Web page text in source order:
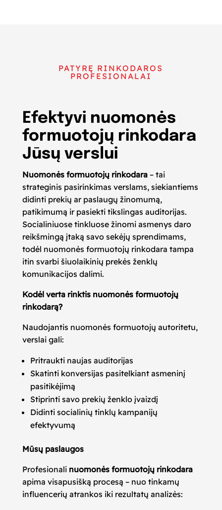
PATYRĘ RINKODAROS
PROFESIONALAI
Efektyvi nuomonės
formuotojų rinkodara
Jūsų verslui
Nuomonės formuotojų rinkodara– tai
strateginis pasirinkimas verslams, siekiantiems
didinti prekių ar paslaugų žinomumą,
patikimumą ir pasiekti tikslingas auditorijas.
Socialiniuose tinkluose žinomi asmenys daro
reikšmingą įtaką savo sekėjų sprendimams,
todėl nuomonės formuotojų rinkodara tampa
itin svarbi šiuolaikinių prekės ženklų
komunikacijos dalimi.
Kodėl verta rinktis nuomonės formuotojų
rinkodarą?
Naudojantis nuomonės formuotojų autoritetu,
verslai gali:
Pritraukti naujas auditorijas
Skatinti konversijas pasitelkiant asmeninį
pasitikėjimą
Stiprinti savo prekių ženklo įvaizdį
Didinti socialinių tinklų kampanijų
efektyvumą
Mūsų paslaugos
Profesionali nuomonės formuotojų rinkodara
apima visapusišką procesą – nuo tinkamų
influencerių atrankos iki rezultatų analizės: